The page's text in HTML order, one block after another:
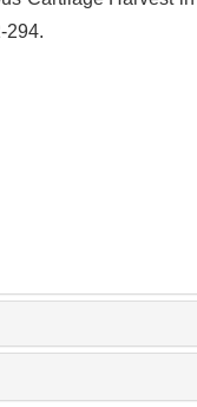
294.